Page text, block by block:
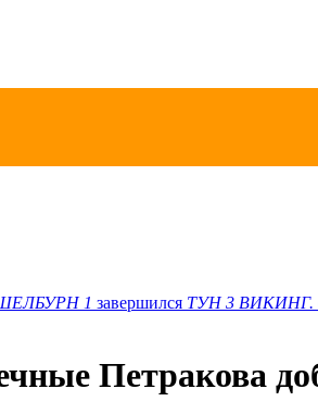
1 завершился ТУН 3 ВИКИНГ.
Петракова